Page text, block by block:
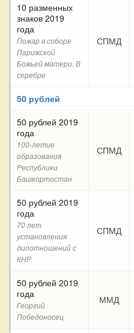
10 разменных
знаков 2019
года
Пожар в соборе
Парижской
Божьей матери. В
серебре
СПМД
50 рублей
50 рублей 2019
года
100-летие
образования
Республики
Башкортостан
СПМД
50 рублей 2019
года
70 лет
установления
дипотношений с
КНР
СПМД
50 рублей 2019
года
Георгий
Победоносец
ММД